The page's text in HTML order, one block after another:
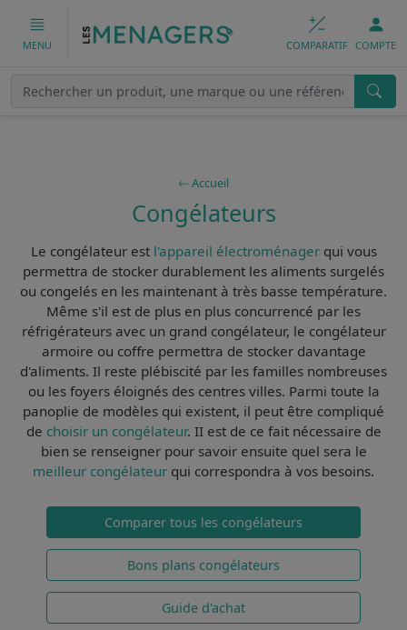
MENU COMPARATIF COMPTE
Accueil
Congélateurs
Le congélateurest l'appareil électroménagerqui vous
permettra de stocker durablement les aliments surgelés
ou congelés en les maintenant à très basse température.
Même s'il est de plus en plus concurrencé par les
réfrigérateurs avec un grand congélateur, le congélateur
armoire ou coffre permettra de stocker davantage
d'aliments. Il reste plébiscité par les familles nombreuses
ou les foyers éloignés des centres villes. Parmi toute la
panoplie de modèles qui existent, il peut être compliqué
de choisir un congélateur. II est de ce fait nécessaire de
bien se renseignerpour savoir ensuite quel sera le
meilleur congélateur qui correspondra à vos besoins.
Comparer tous les congélateurs
Bons plans congélateurs
Guide d'achat